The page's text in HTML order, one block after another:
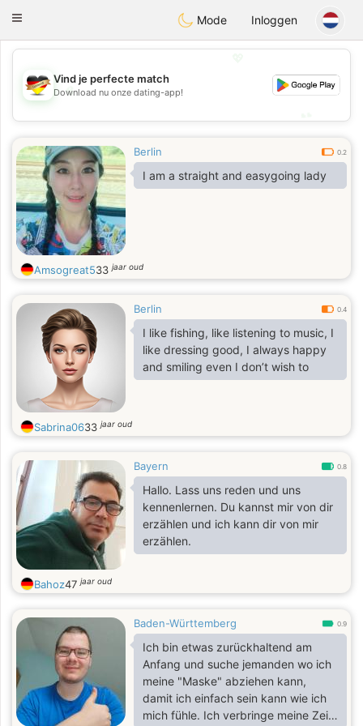
Deutsch Dating
Toggle
Mode Inloggen
💖
💕
Vind je perfecte match
Download nu onze dating-app!
Berlin 0.2
I am a straight and easygoing lady
Amsogreat533jaar oud
Berlin 0.4
I like fishing, like listening to music, I
like dressing good, I always happy
and smiling even I don’t wish to
Sabrina0633jaar oud
Bayern 0.8
Hallo. Lass uns reden und uns
kennenlernen. Du kannst mir von dir
erzählen und ich kann dir von mir
erzählen.
Bahoz47jaar oud
Baden-Württemberg 0.9
Ich bin etwas zurückhaltend am
Anfang und suche jemanden wo ich
meine "Maske" abziehen kann,
damit ich einfach sein kann wie ich
mich fühle. Ich verbringe meine Zeit